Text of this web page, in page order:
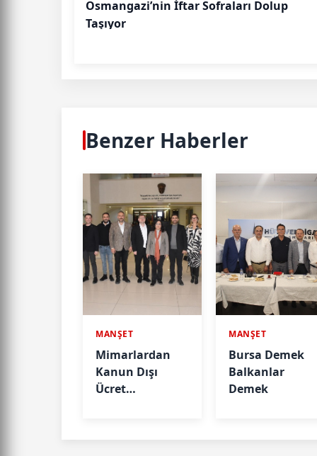
Osmangazi’nin İftar Sofraları Dolup
Taşıyor
Benzer Haberler
MANŞET
Mimarlardan
Kanun Dışı
Ücret
MANŞET
Bursa Demek
Balkanlar
Demek